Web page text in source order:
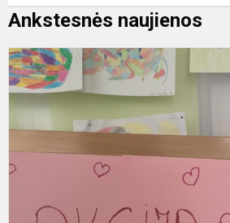
Ankstesnės naujienos